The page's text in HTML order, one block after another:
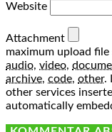
Website
Attachment
maximum upload file
audio, video,
archive, code, other.
other services
automatically